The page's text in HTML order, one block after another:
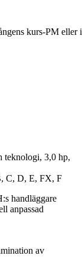
kurs-PM eller
teknologi, 3,0 hp,
C, D, E, FX, F
handläggare
anpassad
av